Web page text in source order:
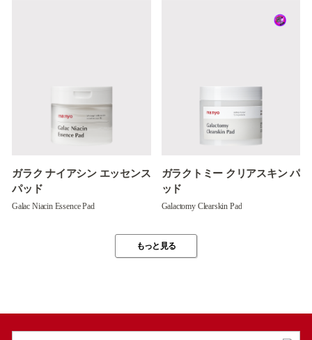
ガラク ナイアシン エッセンス
パッド
Galac Niacin Essence Pad
ガラクトミー クリアスキン パ
ッド
Galactomy Clearskin Pad
もっと見る